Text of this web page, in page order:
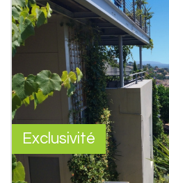
Exclusivité